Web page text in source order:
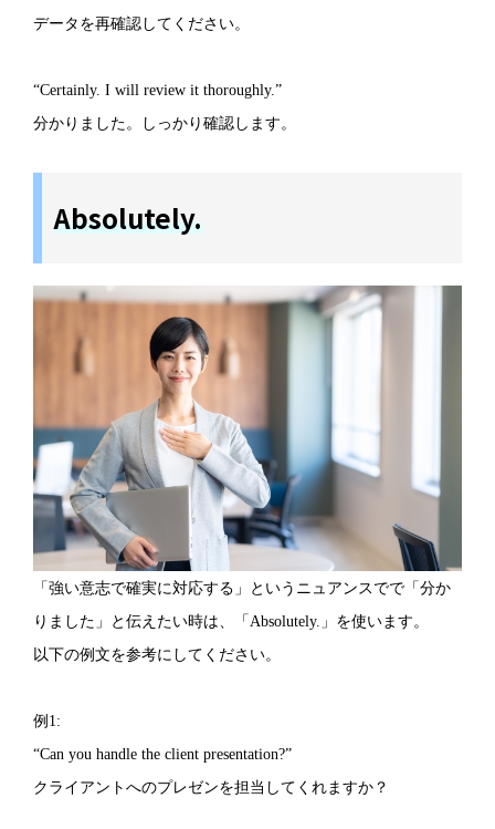
データを再確認してください。
“Certainly. I will review it thoroughly.”
分かりました。しっかり確認します。
Absolutely.
「強い意志で確実に対応する」というニュアンスでで「分か
りました」と伝えたい時は、「Absolutely.」を使います。
以下の例文を参考にしてください。
例1:
“Can you handle the client presentation?”
クライアントへのプレゼンを担当してくれますか？